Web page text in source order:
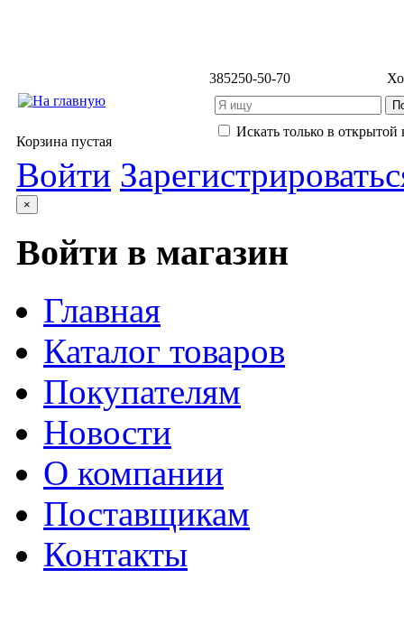
385250-50-70
Искать только в открытой
Корзина пустая
Войти
×
Войти в магазин
Главная
Каталог товаров
Покупателям
Новости
О компании
Поставщикам
Контакты